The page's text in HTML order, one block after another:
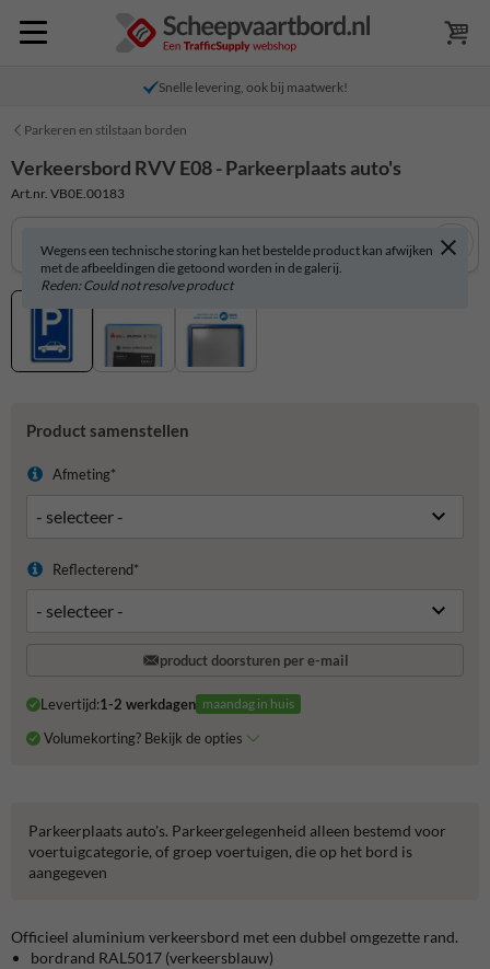
Snelle levering, ook bij maatwerk!
Parkeren en stilstaan borden
Verkeersbord RVV E08 - Parkeerplaats auto's
Art.nr. VB0E.00183
Wegens een technische storing kan het bestelde product kan afwijken
met de afbeeldingen die getoond worden in de galerij.
Reden: Could not resolve product
Product samenstellen
Afmeting*
Reflecterend*
product doorsturen per e-mail
Levertijd:1-2 werkdagen maandag in huis
Volumekorting? Bekijk de opties
Parkeerplaats auto's. Parkeergelegenheid alleen bestemd voor
voertuigcategorie, of groep voertuigen, die op het bord is
aangegeven
Officieel aluminium verkeersbord met een dubbel omgezette rand.
bordrand RAL5017 (verkeersblauw)